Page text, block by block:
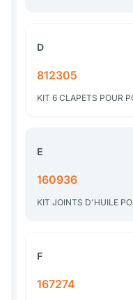
D
812305
KIT 6 CLAPETS POUR
E
160936
KIT JOINTS D'HUILE
F
167274